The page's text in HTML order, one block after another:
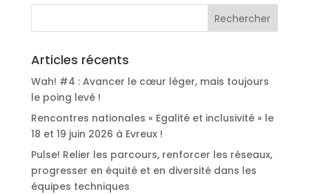
Articles récents
Wah! #4 : Avancer le cœur léger, mais toujours
le poing levé !
Rencontres nationales « Egalité et inclusivité » le
18 et 19 juin 2026 à Evreux !
Pulse! Relier les parcours, renforcer les réseaux,
progresser en équité et en diversité dans les
équipes techniques